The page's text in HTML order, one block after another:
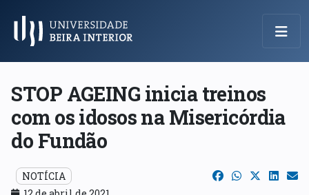
Menu Principal
STOP AGEING inicia treinos
com os idosos na Misericórdia
do Fundão
NOTÍCIA